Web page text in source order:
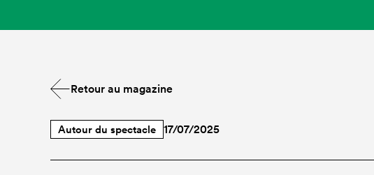
Retour au magazine
Autour du spectacle 17/07/2025